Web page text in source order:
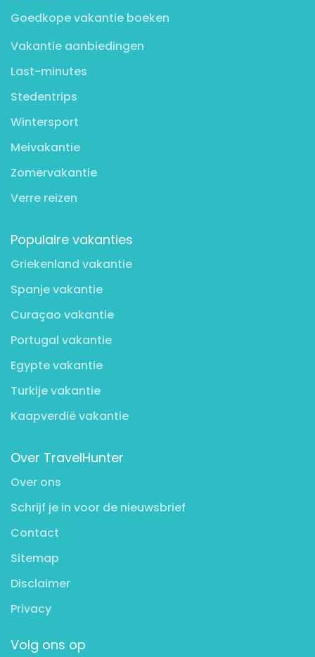
Goedkope vakantie boeken
Vakantie aanbiedingen
Last-minutes
Stedentrips
Wintersport
Meivakantie
Zomervakantie
Verre reizen
Populaire vakanties
Griekenland vakantie
Spanje vakantie
Curaçao vakantie
Portugal vakantie
Egypte vakantie
Turkije vakantie
Kaapverdië vakantie
Over TravelHunter
Over ons
Schrijf je in voor de nieuwsbrief
Contact
Sitemap
Disclaimer
Privacy
Volg ons op